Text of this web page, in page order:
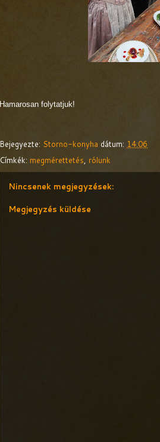
Hamarosan folytatjuk!
Bejegyezte: Storno-konyha dátum: 14:06
Címkék: megmérettetés, rólunk
Nincsenek megjegyzések:
Megjegyzés küldése